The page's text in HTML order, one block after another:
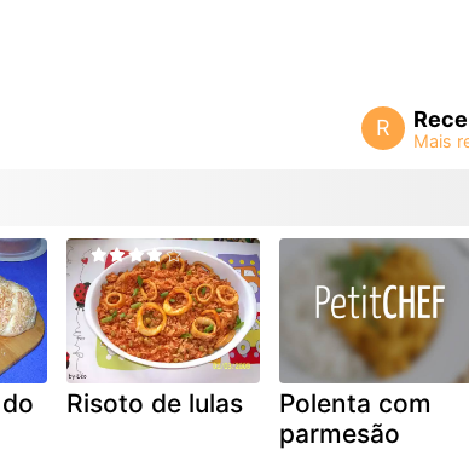
R
Risoto de lulas
Polenta com
parmesão